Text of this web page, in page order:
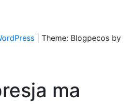
Theme: Blogpecos by
ma